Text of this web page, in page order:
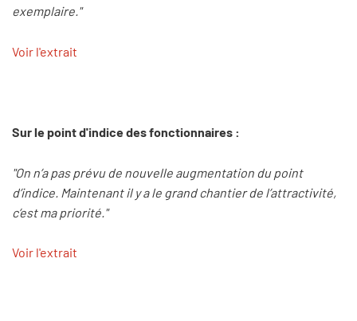
exemplaire."
Voir l'extrait
Sur le point d'indice des fonctionnaires :
"On n’a pas prévu de nouvelle augmentation du point
d’indice. Maintenant il y a le grand chantier de l’attractivité,
c’est ma priorité."
Voir l'extrait